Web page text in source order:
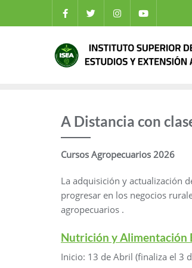
A Distancia con
Cursos Agropecuarios 2026
La adquisición y actualización
progresar en los negocios
agropecuarios .
Nutrición y Alimentación
Inicio: 13 de Abril (finaliza el 3